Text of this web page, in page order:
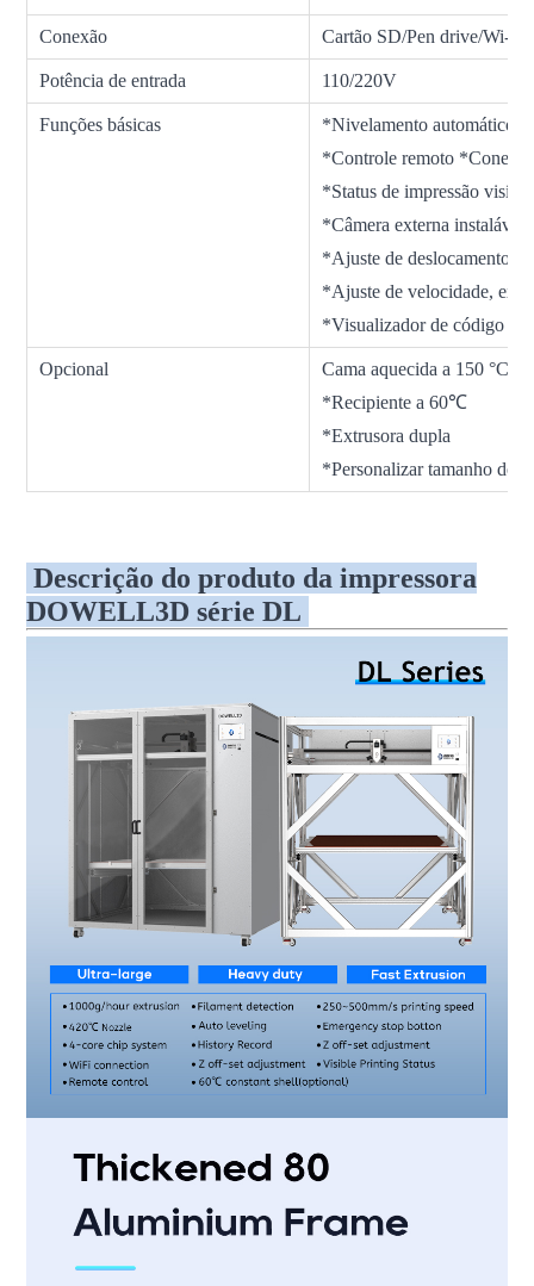
Conexão Cartão SD/Pen drive/Wi-Fi
Potência de entrada 110/220V
Funções básicas
*Nivelamento automático
*Controle remoto
*Status de impressão
*Câmera externa
*Ajuste de deslocamento
*Ajuste de velocidade,
*Visualizador de código G
Opcional
Cama aquecida a 150 °C
*Recipiente a 60℃
*Extrusora dupla
*Personalizar tamanho de
Descrição do produto da impressora
DOWELL3D série DL